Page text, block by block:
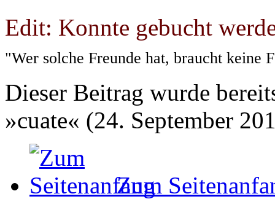
Edit: Konnte gebucht
"Wer solche Freunde hat, braucht keine
Dieser Beitrag wurde
»cuate« (24. September
Zum